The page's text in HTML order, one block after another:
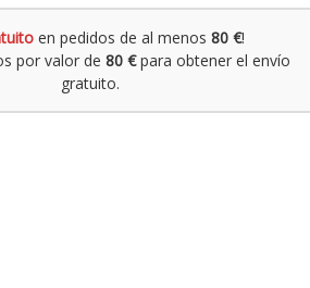
en pedidos de al menos80 €!
por valor de 80 €para obtener el envío
gratuito.